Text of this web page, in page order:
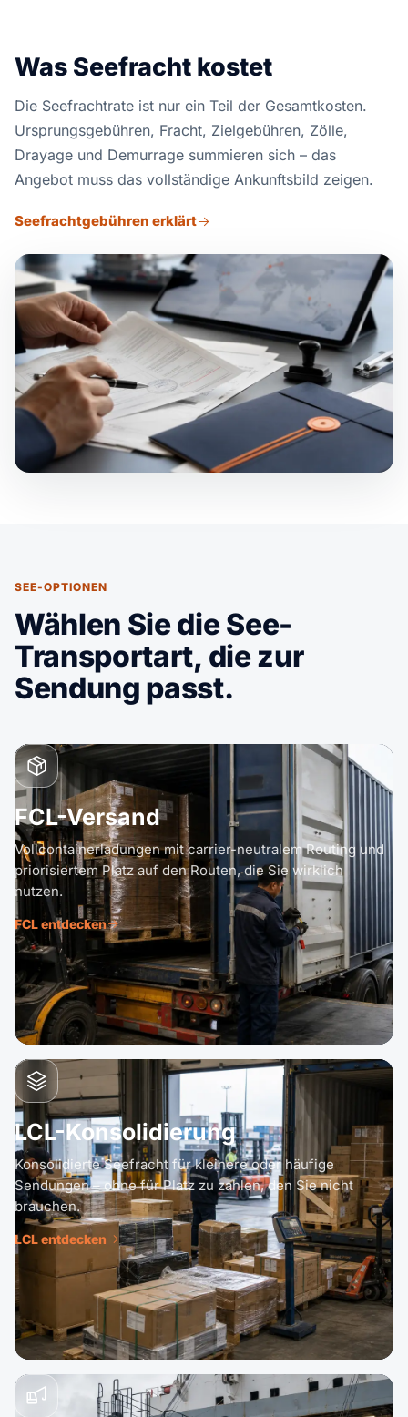
Was Seefracht kostet
Die Seefrachtrate ist nur ein Teil der Gesamtkosten.
Ursprungsgebühren, Fracht, Zielgebühren, Zölle,
Drayage und Demurrage summieren sich – das
Angebot muss das vollständige Ankunftsbild zeigen.
Seefrachtgebühren erklärt
SEE-OPTIONEN
Wählen Sie die See-
Transportart, die zur
Sendung passt.
FCL-Versand
Vollcontainerladungen mit carrier-neutralem Routing und
priorisiertem Platz auf den Routen, die Sie wirklich
nutzen.
FCL entdecken
LCL-Konsolidierung
Konsolidierte Seefracht für kleinere oder häufige
Sendungen – ohne für Platz zu zahlen, den Sie nicht
brauchen.
LCL entdecken